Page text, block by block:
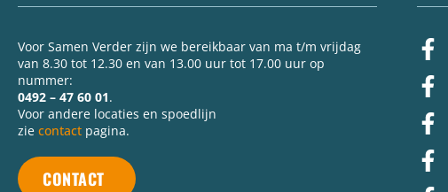
Voor Samen Verder zijn we bereikbaar van ma t/m vrijdag
van 8.30 tot 12.30 en van 13.00 uur tot 17.00 uur op
nummer:
0492 – 47 60 01.
Voor andere locaties en spoedlijn
zie contact pagina.
CONTACT